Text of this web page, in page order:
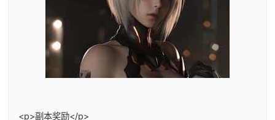
<p>副本奖励</p>